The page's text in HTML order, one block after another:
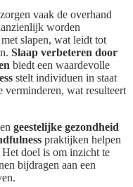
vaak de overhand
worden
slapen, wat leidt tot
Slaap verbeteren door
biedt een waardevolle
stelt individuen in staat
verminderen, wat resulteert
geestelijke gezondheid
praktijken helpen
Het doel is om inzicht te
bijdragen aan een